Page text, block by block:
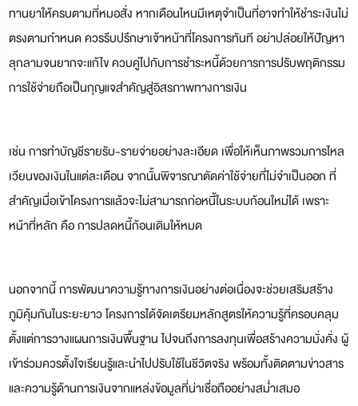
ทานยาให้ครบตามที่หมอสั่ง หากเดือนไหนมีเหตุจำเป็นที่อาจทำให้ชำระเงินไม่
ตรงตามกำหนด ควรรีบปรึกษาเจ้าหน้าที่โครงการทันที อย่าปล่อยให้ปัญหา
ลุกลามจนยากจะแก้ไข ควบคู่ไปกับการชำระหนี้ด้วยการการปรับพฤติกรรม
การใช้จ่ายถือเป็นกุญแจสำคัญสู่อิสรภาพทางการเงิน
เช่น การทำบัญชีรายรับ-รายจ่ายอย่างละเอียด เพื่อให้เห็นภาพรวมการไหล
เวียนของเงินในแต่ละเดือน จากนั้นพิจารณาตัดค่าใช้จ่ายที่ไม่จำเป็นออก ที่
สำคัญเมื่อเข้าโครงการแล้วจะไม่สามารถก่อหนี้ในระบบก้อนใหม่ได้ เพราะ
หน้าที่หลัก คือ การปลดหนี้ก้อนเดิมให้หมด
นอกจากนี้ การพัฒนาความรู้ทางการเงินอย่างต่อเนื่องจะช่วยเสริมสร้าง
ภูมิคุ้มกันในระยะยาว โครงการได้จัดเตรียมหลักสูตรให้ความรู้ที่ครอบคลุม
ตั้งแต่การวางแผนการเงินพื้นฐาน ไปจนถึงการลงทุนเพื่อสร้างความมั่งคั่ง ผู้
เข้าร่วมควรตั้งใจเรียนรู้และนำไปปรับใช้ในชีวิตจริง พร้อมทั้งติดตามข่าวสาร
และความรู้ด้านการเงินจากแหล่งข้อมูลที่น่าเชื่อถืออย่างสม่ำเสมอ